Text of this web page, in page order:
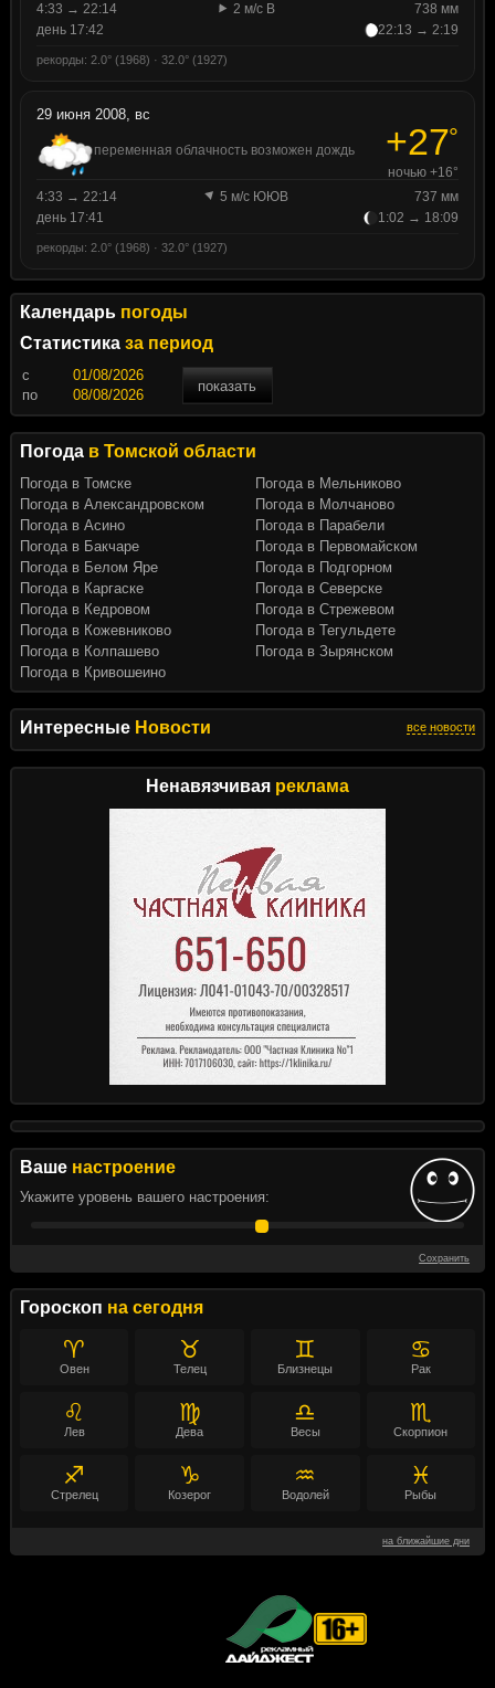
Интересные Новости все новости
Ненавязчивая реклама
Ваше настроение
Укажите уровень вашего настроения:
Сохранить
Гороскоп на сегодня
♈
Овен
♉
Телец
♊
Близнецы
♋
Рак
♌
Лев
♍
Дева
♎
Весы
♏
Скорпион
♐
Стрелец
♑
Козерог
♒
Водолей
♓
Рыбы
на ближайшие дни
4:33 → 22:14
2 м/с В
738 мм
день 17:42
22:13 → 2:19
рекорды: 2.0° (1968) · 32.0° (1927)
29 июня 2008, вс
переменная облачность возможен дождь +27°
ночью +16°
4:33 → 22:14
5 м/с ЮЮВ
737 мм
день 17:41
1:02 → 18:09
рекорды: 2.0° (1968) · 32.0° (1927)
Календарь погоды
Статистика за период
c
показать
по
Погода в Томской области
Погода в Томске
Погода в Александровском
Погода в Асино
Погода в Бакчаре
Погода в Белом Яре
Погода в Каргаске
Погода в Кедровом
Погода в Кожевниково
Погода в Колпашево
Погода в Кривошеино
Погода в Мельниково
Погода в Молчаново
Погода в Парабели
Погода в Первомайском
Погода в Подгорном
Погода в Северске
Погода в Стрежевом
Погода в Тегульдете
Погода в Зырянском